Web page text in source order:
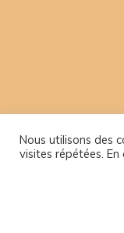
Nous utilisons des
visites répétées.